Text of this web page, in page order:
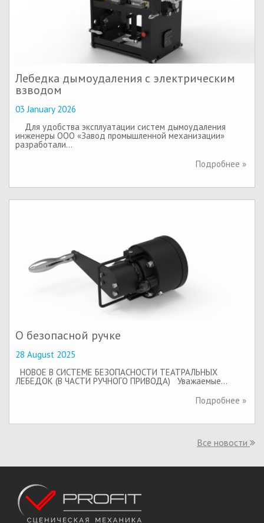
Лебедка дымоудаления с электрическим
взводом
03 January 2026
Для удобства эксплуатации систем дымоудаления
инженеры ООО «Завод промышленной механизации»
разработали…
Подробнее »
О безопасной ручке
28 August 2025
НОВОЕ В СИСТЕМЕ БЕЗОПАСНОСТИ ТЕАТРАЛЬНЫХ
ЛЕБЕДОК (В ЧАСТИ РУЧНОГО ПРИВОДА) Уважаемые…
Подробнее »
Все новости